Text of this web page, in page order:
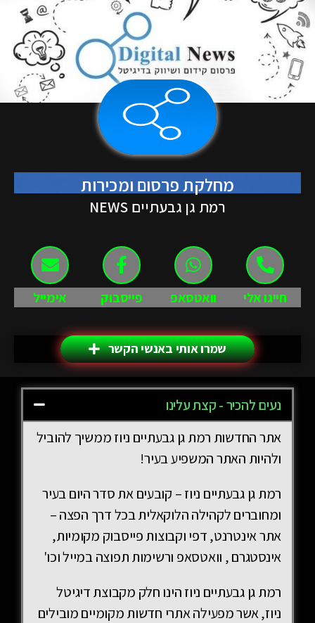
מחלקת פרסום ומכירות
רמת גן גבעתיים NEWS
חייגו אלי וואטסאפ פייסבוק אימייל
שמרו אותי באנשי הקשר
נעים להכיר - קצת עלינו
אתר החדשות רמת גן גבעתיים ניוז ממשיך להוביל
ולהיות האתר המשפיע בעיר!
רמת גן גבעתיים ניוז – קובעים את סדר היום בעיר
ומחוברים לקהילה הלוקאלית בכל דרך הפצה –
אתר אינטרנט, דפי וקבוצות פייסבוק מקומיות,
אינסטגרם , וואטסאפ ורשימות תפוצה במייל וכו'
רמת גן גבעתיים ניוז הינו חלק מקבוצת דיגיטל
ניוז, אשר מפעילה אתרי חדשות מקומיים מובילים